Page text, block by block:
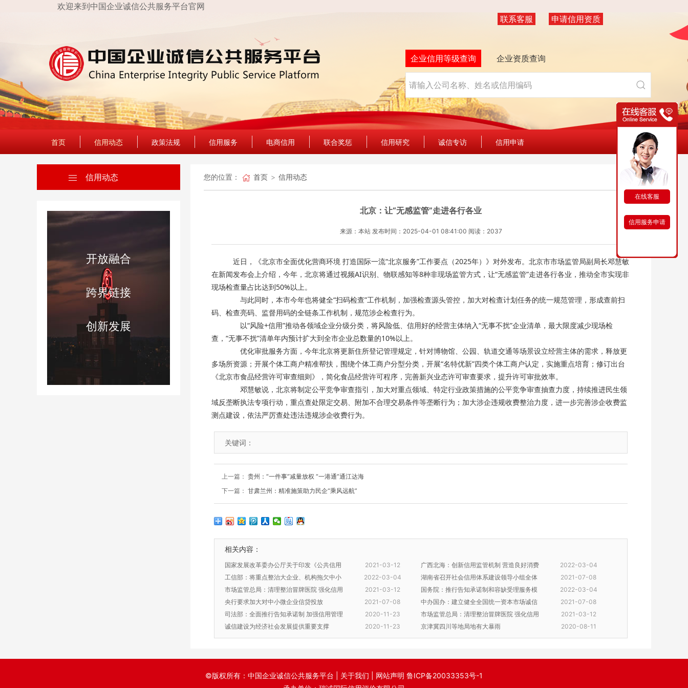
欢迎来到中国企业诚信公共服务平台官网
联系客服
申请信用资质
企业信用等级查询 企业资质查询
首页 信用动态 政策法规 信用服务 电商信用 联合奖惩 信用研究 诚信专访 信用申请
信用动态
开放融合
跨界链接
创新发展
您的位置： 首页 信用动态
北京：让“无感监管”走进各行各业
来源：本站 发布时间：2025-04-01 08:41:00 阅读：2037
近日，《北京市全面优化营商环境 打造国际一流“北京服务”工作要点（2025年）》对外发布。北京市市场监管局副局长邓慧敏
在新闻发布会上介绍，今年，北京将通过视频AI识别、物联感知等8种非现场监管方式，让“无感监管”走进各行各业，推动全市实现非
现场检查量占比达到50%以上。
与此同时，本市今年也将健全“扫码检查”工作机制，加强检查源头管控，加大对检查计划任务的统一规范管理，形成查前扫
码、检查亮码、监督用码的全链条工作机制，规范涉企检查行为。
以“风险+信用”推动各领域企业分级分类，将风险低、信用好的经营主体纳入“无事不扰”企业清单，最大限度减少现场检
查，“无事不扰”清单年内预计扩大到全市企业总数量的10%以上。
优化审批服务方面，今年北京将更新住所登记管理规定，针对博物馆、公园、轨道交通等场景设立经营主体的需求，释放更
多场所资源；开展个体工商户精准帮扶，围绕个体工商户分型分类，开展“名特优新”四类个体工商户认定，实施重点培育；修订出台
《北京市食品经营许可审查细则》，简化食品经营许可程序，完善新兴业态许可审查要求，提升许可审批效率。
邓慧敏说，北京将制定公平竞争审查指引，加大对重点领域、特定行业政策措施的公平竞争审查抽查力度，持续推进民生领
域反垄断执法专项行动，重点查处限定交易、附加不合理交易条件等垄断行为；加大涉企违规收费整治力度，进一步完善涉企收费监
测点建设，依法严厉查处违法违规涉企收费行为。
关键词：
上一篇： 贵州：“一件事”减量放权 “一港通”通江达海
下一篇： 甘肃兰州：精准施策助力民企“乘风远航”
相关内容：
2021-03-12
​国家发展改革委办公厅关于印发《公共信用
信息报告标准(2021年版)》的通知
2022-03-04
广西北海：创新信用监管机制 营造良好消费
环境
2022-03-04
工信部：将重点整治大企业、机构拖欠中小
企业款项
2021-07-08
湖南省召开社会信用体系建设领导小组全体
会议
2021-03-12
市场监管总局：清理整治冒牌医院 强化信用
监管
2022-03-04
国务院：推行告知承诺制和容缺受理服务模
式
2021-07-08
央行要求加大对中小微企业信贷投放 2021-07-08
中办国办：建立健全全国统一资本市场诚信
档案
2020-11-23
司法部：全面推行告知承诺制 加强信用管理
制度建设
2021-03-12
市场监管总局：清理整治冒牌医院 强化信用
监管
2020-11-23
诚信建设为经济社会发展提供重要支撑 2020-08-11
京津冀四川等地局地有大暴雨
©版权所有：中国企业诚信公共服务平台 | 关于我们 网站声明 鲁ICP备20033353号-1
在线客服
信用服务申请